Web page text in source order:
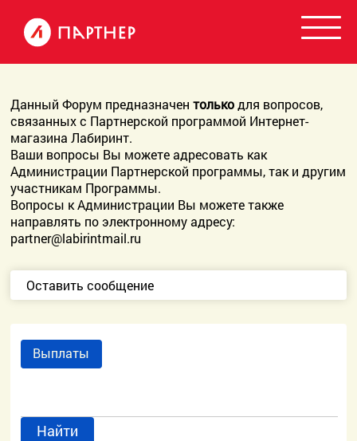
Данный Форум предназначентолькодля вопросов,
связанных с Партнерской программой Интернет-
магазина Лабиринт.
Ваши вопросы Вы можете адресовать как
Администрации Партнерской программы, так и другим
участникам Программы.
Вопросы к Администрации Вы можете также
направлять по электронному адресу:
partner@labirintmail.ru
Оставить сообщение
Выплаты
Найти